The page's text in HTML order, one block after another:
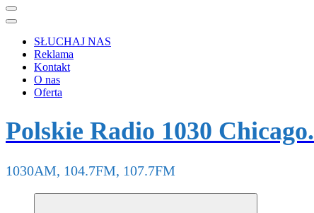
SŁUCHAJ NAS
Reklama
Kontakt
O nas
Oferta
Polskie Radio 1030 Chicago.
1030AM, 104.7FM, 107.7FM